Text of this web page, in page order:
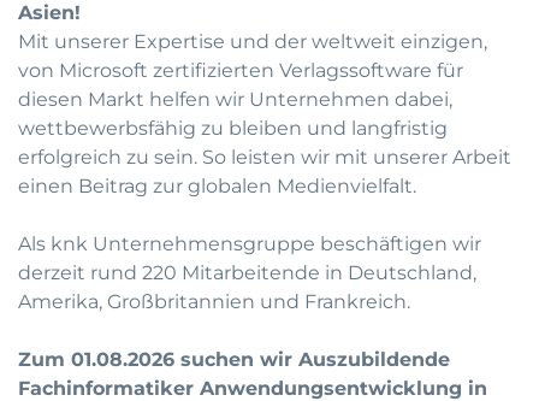
Asien!
Mit unserer Expertise und der weltweit einzigen,
von Microsoft zertifizierten Verlagssoftware für
diesen Markt helfen wir Unternehmen dabei,
wettbewerbsfähig zu bleiben und langfristig
erfolgreich zu sein. So leisten wir mit unserer Arbeit
einen Beitrag zur globalen Medienvielfalt.
Als knk Unternehmensgruppe beschäftigen wir
derzeit rund 220 Mitarbeitende in Deutschland,
Amerika, Großbritannien und Frankreich.
Zum 01.08.2026 suchen wir Auszubildende
Fachinformatiker Anwendungsentwicklung in